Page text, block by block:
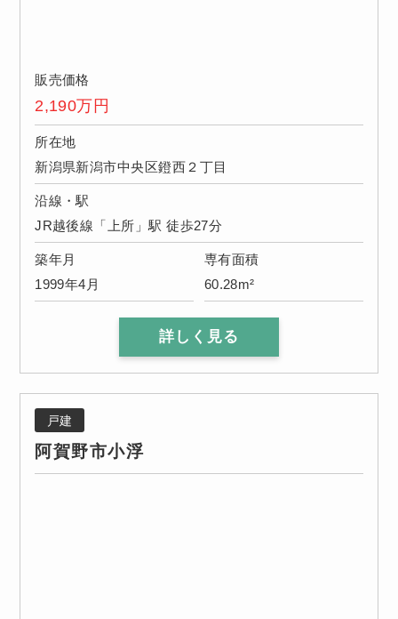
販売価格
2,190万円
所在地
新潟県新潟市中央区鐙西２丁目
沿線・駅
JR越後線「上所」駅 徒歩27分
築年月
1999年4月
専有面積
60.28m²
詳しく見る
戸建
阿賀野市小浮